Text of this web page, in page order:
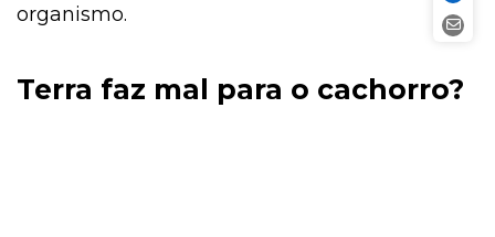
organismo.
Terra faz mal para o cachorro?